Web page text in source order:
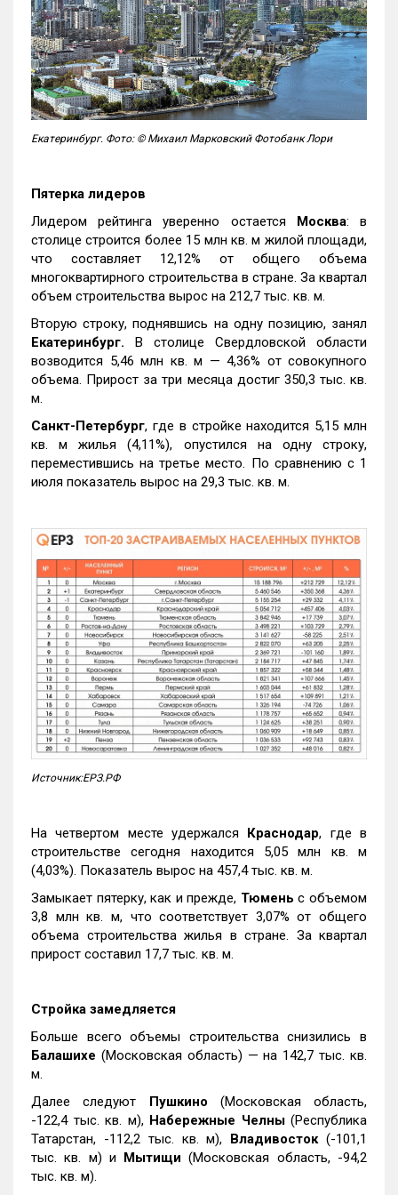
Екатеринбург. Фото: © Михаил Марковский Фотобанк Лори
Пятерка лидеров
Лидером рейтинга уверенно остается Москва: в
столице строится более 15 млн кв. м жилой площади,
что составляет 12,12% от общего объема
многоквартирного строительства в стране. За квартал
объем строительства вырос на 212,7 тыс. кв. м.
Вторую строку, поднявшись на одну позицию, занял
Екатеринбург. В столице Свердловской области
возводится 5,46 млн кв. м — 4,36% от совокупного
объема. Прирост за три месяца достиг 350,3 тыс. кв.
м.
Санкт-Петербург, где в стройке находится 5,15 млн
кв. м жилья (4,11%), опустился на одну строку,
переместившись на третье место. По сравнению с 1
июля показатель вырос на 29,3 тыс. кв. м.
Источник:ЕРЗ.РФ
На четвертом месте удержался Краснодар, где в
строительстве сегодня находится 5,05 млн кв. м
(4,03%). Показатель вырос на 457,4 тыс. кв. м.
Замыкает пятерку, как и прежде, Тюмень с объемом
3,8 млн кв. м, что соответствует 3,07% от общего
объема строительства жилья в стране. За квартал
прирост составил 17,7 тыс. кв. м.
Стройка замедляется
Больше всего объемы строительства снизились в
Балашихе (Московская область) — на 142,7 тыс. кв.
м.
Далее следуют Пушкино (Московская область,
-122,4 тыс. кв. м), Набережные Челны(Республика
Татарстан, -112,2 тыс. кв. м), Владивосток(-101,1
тыс. кв. м) и Мытищи (Московская область, -94,2
тыс. кв. м).